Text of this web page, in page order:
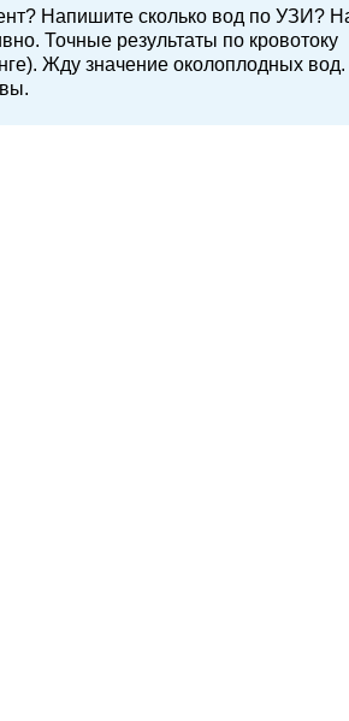
Напишите сколько вод по УЗИ?
Точные результаты по кровотоку
Жду значение околоплодных